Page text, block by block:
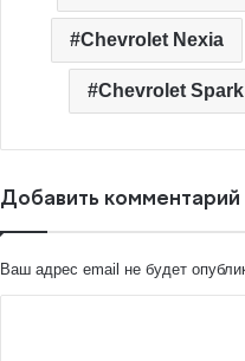
Chevrolet Nexia
Chevrolet Spark
Добавить комментарий
Ваш адрес email не будет